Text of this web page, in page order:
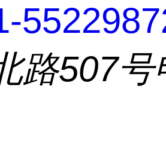
路507号